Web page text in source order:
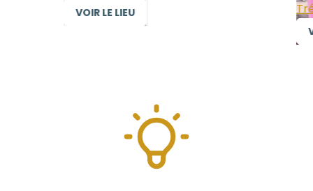
VOIR LE LIEU